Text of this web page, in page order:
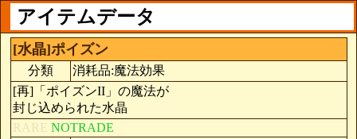
アイテムデータ
[水晶]ポイズン
分類
消耗品:魔法効果
[再]「ポイズンII」の魔法が
封じ込められた水晶
RARE NOTRADE